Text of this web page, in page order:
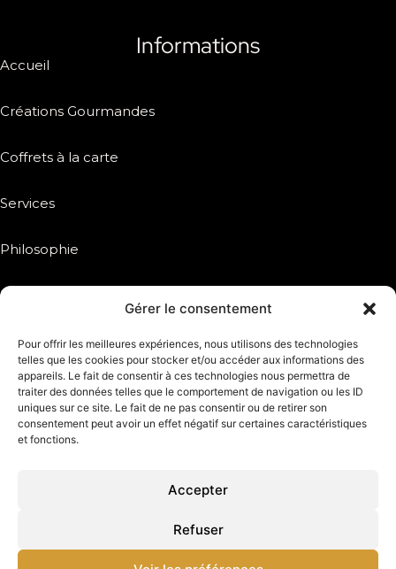
Gérer le consentement
Pour offrir les meilleures expériences, nous utilisons des technologies
telles que les cookies pour stocker et/ou accéder aux informations des
appareils. Le fait de consentir à ces technologies nous permettra de
traiter des données telles que le comportement de navigation ou les ID
uniques sur ce site. Le fait de ne pas consentir ou de retirer son
consentement peut avoir un effet négatif sur certaines caractéristiques
et fonctions.
Accepter
Refuser
Informations
Accueil
Créations Gourmandes
Coffrets à la carte
Services
Philosophie
Inspiration
Réseaux sociaux
DEVIS